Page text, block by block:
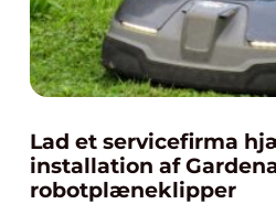
Lad et servicefirma
installation af
robotplæneklipper